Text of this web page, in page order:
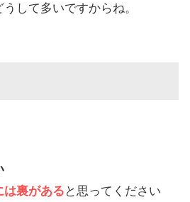
して多いですからね。
は裏がある と思ってください